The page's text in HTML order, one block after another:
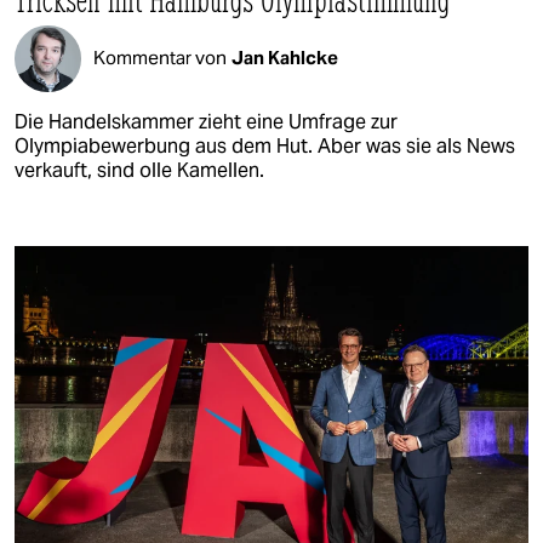
Kommentar von Jan Kahlcke
Die Handelskammer zieht eine Umfrage zur
Olympiabewerbung aus dem Hut. Aber was sie als News
verkauft, sind olle Kamellen.